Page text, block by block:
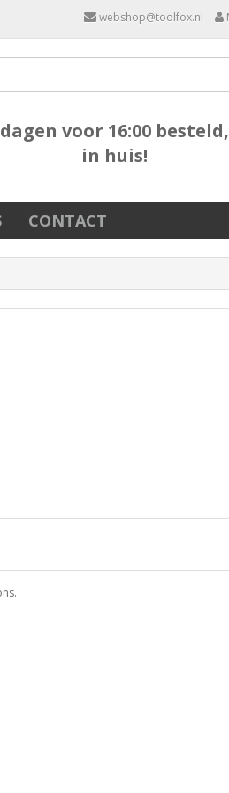
webshop@toolfox.nl
voor 16:00
in huis!
CONTACT